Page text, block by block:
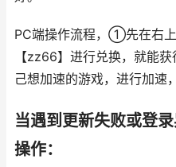
PC端操作流程，①先在右
【zz66】进行兑换，就能
己想加速的游戏，进行加速
当遇到更新失败或登
操作：